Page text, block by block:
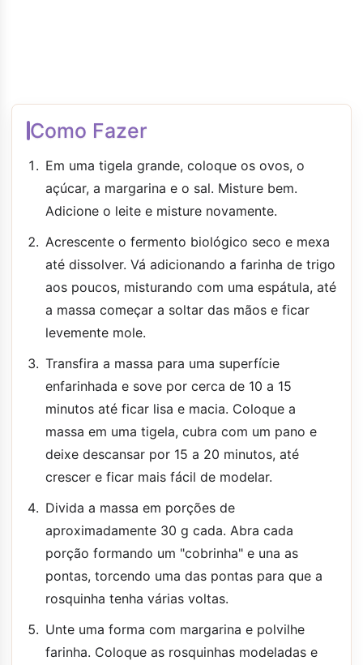
Como Fazer
Em uma tigela grande, coloque os ovos, o
açúcar, a margarina e o sal. Misture bem.
Adicione o leite e misture novamente.
Acrescente o fermento biológico seco e mexa
até dissolver. Vá adicionando a farinha de trigo
aos poucos, misturando com uma espátula, até
a massa começar a soltar das mãos e ficar
levemente mole.
Transfira a massa para uma superfície
enfarinhada e sove por cerca de 10 a 15
minutos até ficar lisa e macia. Coloque a
massa em uma tigela, cubra com um pano e
deixe descansar por 15 a 20 minutos, até
crescer e ficar mais fácil de modelar.
Divida a massa em porções de
aproximadamente 30 g cada. Abra cada
porção formando um "cobrinha" e una as
pontas, torcendo uma das pontas para que a
rosquinha tenha várias voltas.
Unte uma forma com margarina e polvilhe
farinha. Coloque as rosquinhas modeladas e